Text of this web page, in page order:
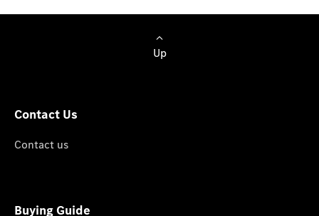
Up
Contact Us
Contact us
Buying Guide